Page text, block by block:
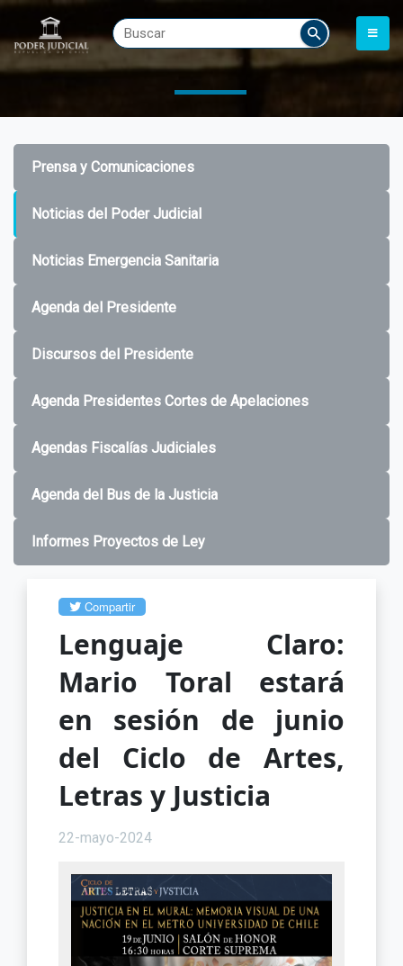
Prensa y Comunicaciones
Noticias del Poder Judicial
Noticias Emergencia Sanitaria
Agenda del Presidente
Discursos del Presidente
Agenda Presidentes Cortes de Apelaciones
Agendas Fiscalías Judiciales
Agenda del Bus de la Justicia
Informes Proyectos de Ley
Compartir
Lenguaje Claro:
Mario Toral estará
en sesión de junio
del Ciclo de Artes,
Letras y Justicia
22-mayo-2024